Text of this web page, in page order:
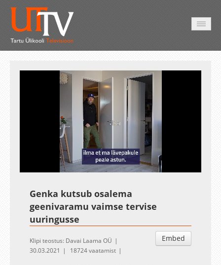
Unmute Loaded
87.40%
Esituskiirused
Auto
Genka kutsub osalema
geenivaramu vaimse tervise
uuringusse
Embed
Klipi teostus: Davai Laama OÜ
30.03.2021
18724 vaatamist